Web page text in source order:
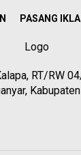
PASANG
RT/RW